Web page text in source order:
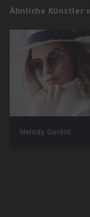
Ähnliche Künstler
Melody Gardot